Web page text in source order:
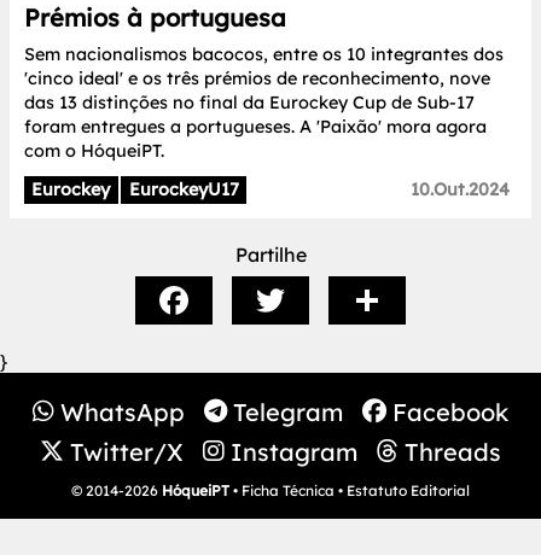
Prémios à portuguesa
Sem nacionalismos bacocos, entre os 10 integrantes dos
'cinco ideal' e os três prémios de reconhecimento, nove
das 13 distinções no final da Eurockey Cup de Sub-17
foram entregues a portugueses. A 'Paixão' mora agora
com o HóqueiPT.
Eurockey
EurockeyU17 10.Out.2024
Partilhe
}
WhatsApp Telegram
Facebook
Twitter/X
Instagram Threads
© 2014-2026 HóqueiPT • Ficha Técnica • Estatuto Editorial